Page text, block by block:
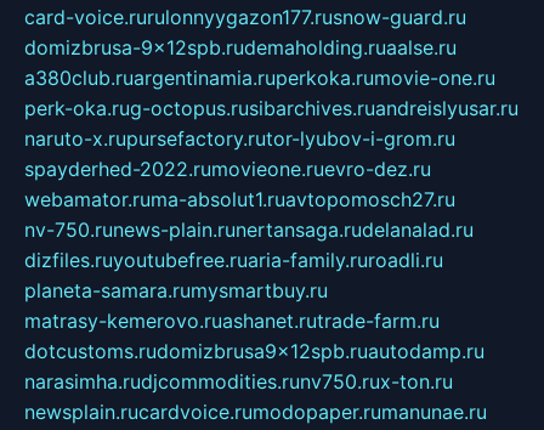
card-voice.rurulonnyygazon177.rusnow-guard.ru
domizbrusa-9x12spb.rudemaholding.ruaalse.ru
a380club.ruargentinamia.ruperkoka.rumovie-one.ru
perk-oka.rug-octopus.rusibarchives.ruandreislyusar.ru
naruto-x.rupursefactory.rutor-lyubov-i-grom.ru
spayderhed-2022.rumovieone.ruevro-dez.ru
webamator.ruma-absolut1.ruavtopomosch27.ru
nv-750.runews-plain.runertansaga.rudelanalad.ru
dizfiles.ruyoutubefree.ruaria-family.ruroadli.ru
planeta-samara.rumysmartbuy.ru
matrasy-kemerovo.ruashanet.rutrade-farm.ru
dotcustoms.rudomizbrusa9x12spb.ruautodamp.ru
narasimha.rudjcommodities.runv750.rux-ton.ru
newsplain.rucardvoice.rumodopaper.rumanunae.ru